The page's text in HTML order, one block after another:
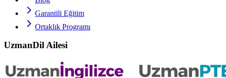
Garantili Eğitim
Ortaklık Programı
UzmanDil Ailesi